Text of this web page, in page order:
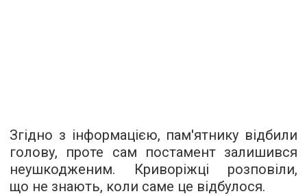
Згідно з інформацією, пам'ятнику відбили
голову, проте сам постамент залишився
неушкодженим. Криворіжці розповіли,
що не знають, коли саме це відбулося.